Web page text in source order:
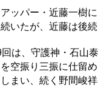
ッパー・近藤一樹
いたが、近藤は後
は、守護神・石山
空振り三振に仕留
まい、続く野間峻祥